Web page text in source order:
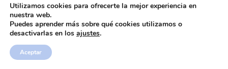
Dopamina
Dopamina fácil
Dormir mejor
Drama
Utilizamos cookies para ofrecerte la mejor experiencia en
nuestra web.
Puedes aprender más sobre qué cookies utilizamos o
desactivarlas en los ajustes.
Aceptar